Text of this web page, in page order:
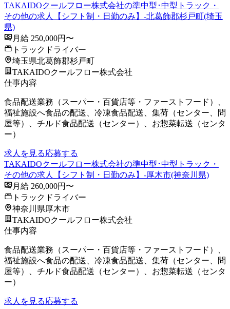
TAKAIDOクールフロー株式会社の準中型･中型トラック・
その他の求人【シフト制・日勤のみ】-北葛飾郡杉戸町(埼玉
県)
月給 250,000円〜
トラックドライバー
埼玉県北葛飾郡杉戸町
TAKAIDOクールフロー株式会社
仕事内容
食品配送業務（スーパー・百貨店等・ファーストフード）、
福祉施設へ食品の配送、冷凍食品配送、集荷（センター、問
屋等）、チルド食品配送（センター）、お惣菜転送（センタ
ー）
求人を見る応募する
TAKAIDOクールフロー株式会社の準中型･中型トラック・
その他の求人【シフト制・日勤のみ】-厚木市(神奈川県)
月給 260,000円〜
トラックドライバー
神奈川県厚木市
TAKAIDOクールフロー株式会社
仕事内容
食品配送業務（スーパー・百貨店等・ファーストフード）、
福祉施設へ食品の配送、冷凍食品配送、集荷（センター、問
屋等）、チルド食品配送（センター）、お惣菜転送（センタ
ー）
求人を見る応募する